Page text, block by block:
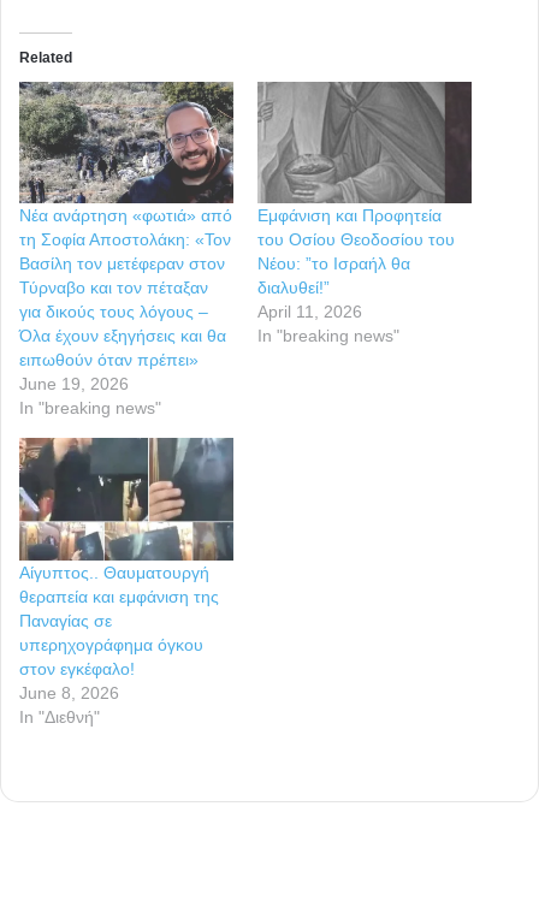
Related
Νέα ανάρτηση «φωτιά» από
τη Σοφία Αποστολάκη: «Τον
Βασίλη τον μετέφεραν στον
Τύρναβο και τον πέταξαν
για δικούς τους λόγους –
Όλα έχουν εξηγήσεις και θα
ειπωθούν όταν πρέπει»
June 19, 2026
In "breaking news"
Εμφάνιση και Προφητεία
του Οσίου Θεοδοσίου του
Νέου: ”το Ισραήλ θα
διαλυθεί!”
April 11, 2026
In "breaking news"
Αίγυπτος.. Θαυματουργή
θεραπεία και εμφάνιση της
Παναγίας σε
υπερηχογράφημα όγκου
στον εγκέφαλο!
June 8, 2026
In "Διεθνή"